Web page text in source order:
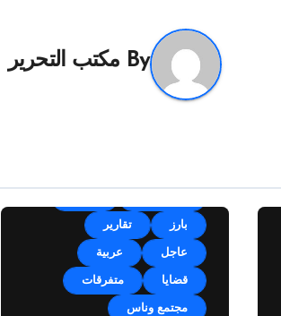
By مكتب التحرير
بارز تقارير
عاجل عربية
قضايا متفرقات
مجتمع وناس